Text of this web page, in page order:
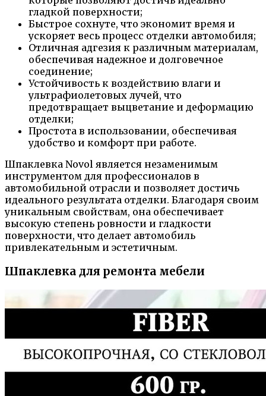
гладкой поверхности;
Быстрое сохнуте, что экономит время и
ускоряет весь процесс отделки автомобиля;
Отличная адгезия к различным материалам,
обеспечивая надежное и долговечное
соединение;
Устойчивость к воздействию влаги и
ультрафиолетовых лучей, что
предотвращает выцветание и деформацию
отделки;
Простота в использовании, обеспечивая
удобство и комфорт при работе.
Шпаклевка Novol является незаменимым
инструментом для профессионалов в
автомобильной отрасли и позволяет достичь
идеального результата отделки. Благодаря своим
уникальным свойствам, она обеспечивает
высокую степень ровности и гладкости
поверхности, что делает автомобиль
привлекательным и эстетичным.
Шпаклевка для ремонта мебели